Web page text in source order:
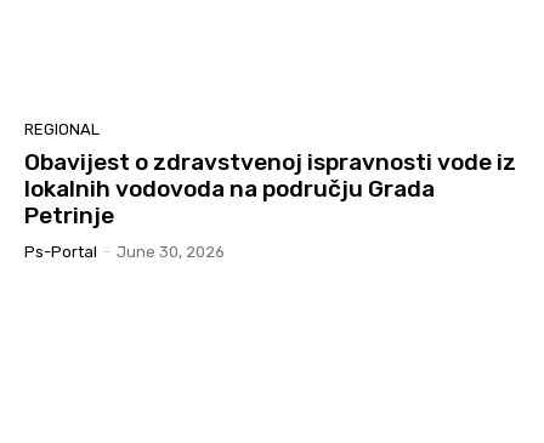
REGIONAL
Obavijest o zdravstvenoj ispravnosti vode iz
lokalnih vodovoda na području Grada
Petrinje
Ps-Portal - June 30, 2026